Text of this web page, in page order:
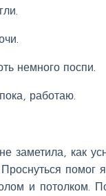
немного поспи.
работаю.
заметила, как
Проснуться
и потолком.